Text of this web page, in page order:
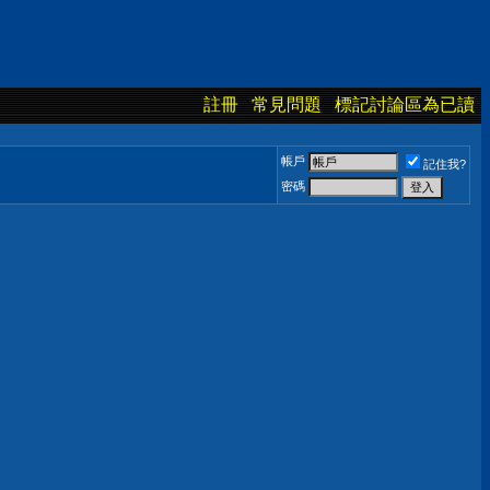
註冊 常見問題 標記討論區為已讀
帳戶
記住我?
密碼